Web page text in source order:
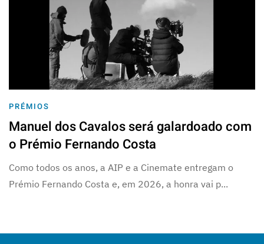
PRÉMIOS
Manuel dos Cavalos será galardoado com
o Prémio Fernando Costa
Como todos os anos, a AIP e a Cinemate entregam o
Prémio Fernando Costa e, em 2026, a honra vai p...